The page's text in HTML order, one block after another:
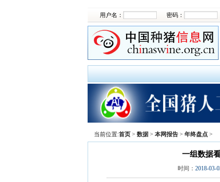
用户名： 密码：
当前位置:首页 > 数据 > 本网报告 > 年终盘点 >
一组数据
时间： 2018-03-